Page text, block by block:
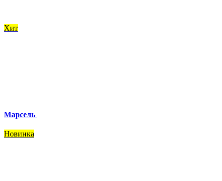
Хит
Марсель
Новинка